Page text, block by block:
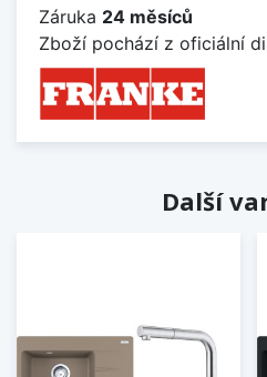
Záruka 24 měsíců
Zboží pochází z oficiální
Další